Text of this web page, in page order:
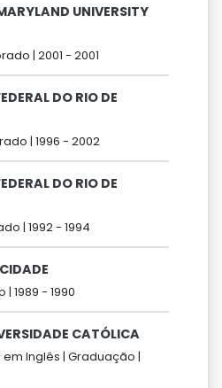
UNIVERSITY
| 2001 - 2001
DO RIO DE
| 1996 - 2002
DO RIO DE
| 1992 - 1994
| 1989 - 1990
CATÓLICA
Inglês | Graduação |